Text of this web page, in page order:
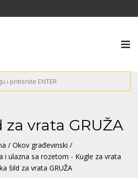
za vrata GRUŽA
/ Okov građevinski /
i ulazna sa rozetom - Kugle za vrata
šild za vrata GRUŽA